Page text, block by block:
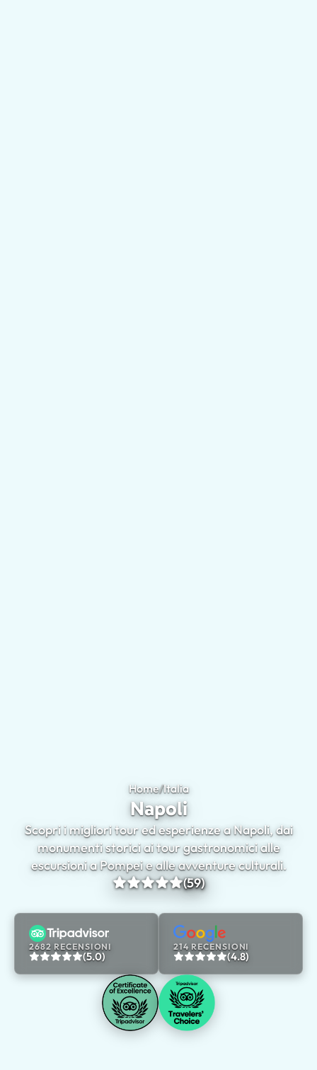
Home/ItaliaNapoli
Napoli
Scopri i migliori tour ed esperienze a Napoli, dai
monumenti storici ai tour gastronomici alle
escursioni a Pompei e alle avventure culturali.
(59)
2682 RECENSIONI
(5.0)
214 RECENSIONI
(4.8)